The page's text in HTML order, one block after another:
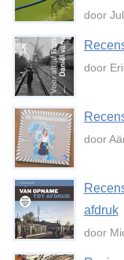
door
door
door
afdruk
door